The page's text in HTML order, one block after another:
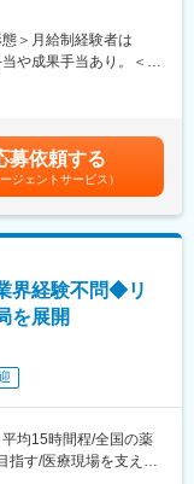
援金など充実
療従事者の不足が顕著
て患者様に向き合える
割です。
家族への施術説明や健
行います。ご利用者様
ニケーションとサポー
ため、多くの方に選
なる事業拡大を進め
直接貢献できる社会貢
＞月給制経験者は
や成果手当あり。＜賃
募依頼する
ージェントサービス）
界経験不問◆リ
を展開
均15時間程/全国の薬
指す/医療現場を支える